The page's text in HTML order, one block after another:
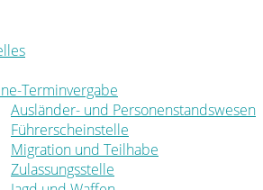
Terminvergabe
Ausländer- und Personenstandswesen
Führerscheinstelle
Migration und Teilhabe
Zulassungsstelle